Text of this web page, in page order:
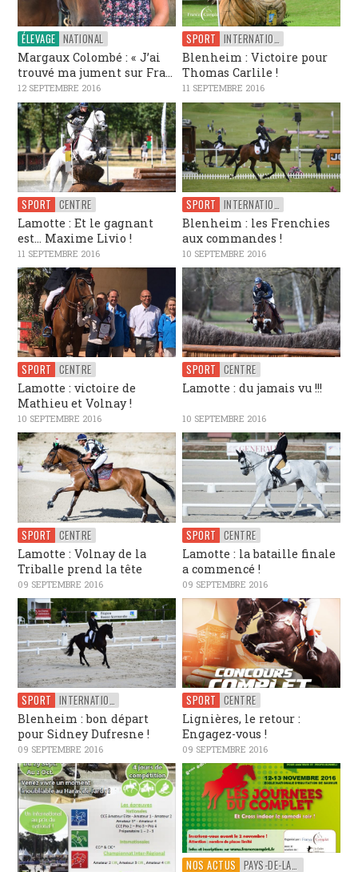
ÉLEVAGE NATIONAL
Margaux Colombé : « J’ai
trouvé ma jument sur Fra...
12 SEPTEMBRE 2016
SPORT
INTERNATIONAL
Blenheim : Victoire pour
Thomas Carlile !
11 SEPTEMBRE 2016
SPORT CENTRE
Lamotte : Et le gagnant
est… Maxime Livio !
11 SEPTEMBRE 2016
SPORT
Blenheim : les Frenchies
aux commandes !
10 SEPTEMBRE 2016
SPORT CENTRE
Lamotte : victoire de
Mathieu et Volnay !
10 SEPTEMBRE 2016
SPORT CENTRE
Lamotte : du jamais vu !!!
10 SEPTEMBRE 2016
SPORT CENTRE
Lamotte : Volnay de la
Triballe prend la tête
09 SEPTEMBRE 2016
SPORT CENTRE
Lamotte : la bataille finale
a commencé !
09 SEPTEMBRE 2016
SPORT
INTERNATIONAL
Blenheim : bon départ
pour Sidney Dufresne !
09 SEPTEMBRE 2016
SPORT CENTRE
Lignières, le retour :
Engagez-vous !
09 SEPTEMBRE 2016
NOS ACTUS PAYS-DE-LA-LOIRE